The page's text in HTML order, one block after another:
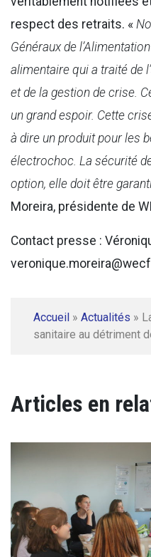
respect des retraits. «
Généraux de
alimentaire qui a traité de
et de la gestion de crise.
un grand espoir. Cette
à dire un produit pour les
électrochoc. La sécurité
option, elle doit être
Moreira, présidente de
Contact presse :
Accueil » Actualités »
sanitaire au détriment
Articles en